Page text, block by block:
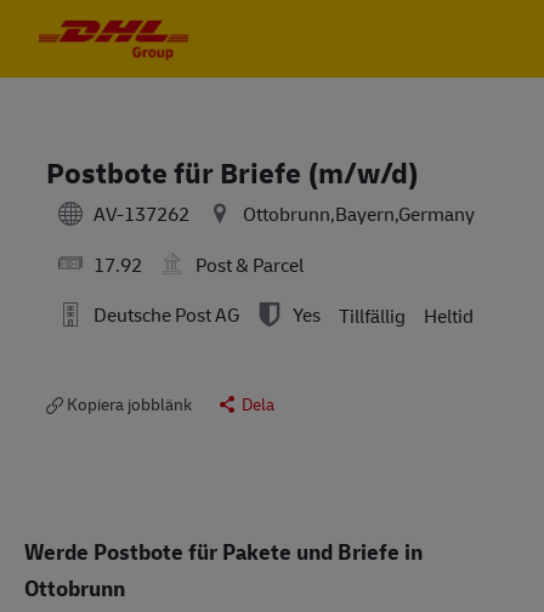
Postbote für Briefe (m/w/d)
AV-137262
Ottobrunn,Bayern,Germany
17.92
Post & Parcel
Deutsche Post AG
Yes Tillfällig Heltid
Kopiera jobblänk Dela
Werde Postbote für Pakete und Briefe in
Ottobrunn